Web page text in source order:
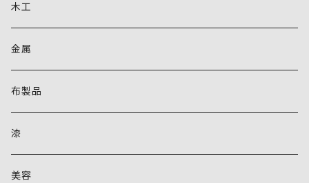
木工
金属
布製品
漆
美容